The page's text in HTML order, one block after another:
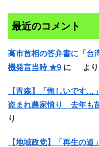
最近のコメント
高市首相の答弁書に「
機発言当時 ★9 に より
【青森】「悔しいです…
盗まれ農家憤り 去年も
り
【地域政党】「再生の